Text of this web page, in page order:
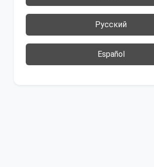
Русский
Español